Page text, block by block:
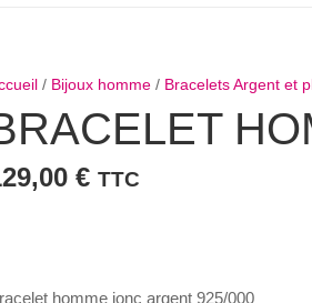
/ Bijoux homme/ Bracelets Argent et
€ TTC
homme jonc argent 925/000